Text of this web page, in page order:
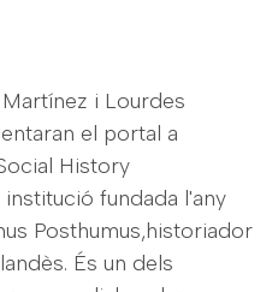
i Lourdes
el portal a
History
fundada l'any
Posthumus,historiador
És un dels